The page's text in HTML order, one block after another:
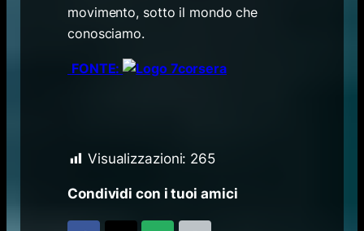
movimento, sotto il mondo che
conosciamo.
FONTE:
Visualizzazioni: 265
Condividi con i tuoi amici